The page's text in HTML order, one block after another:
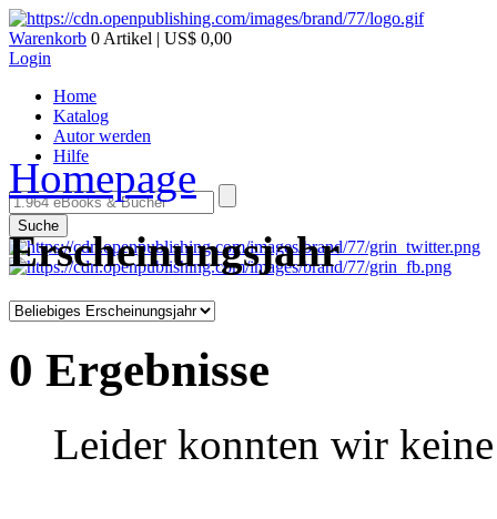
Warenkorb 0 Artikel | US$ 0,00
Login
Home
Katalog
Autor werden
Hilfe
Suche
Homepage
Erscheinungsjahr
0 Ergebnisse
Leider konnten wir